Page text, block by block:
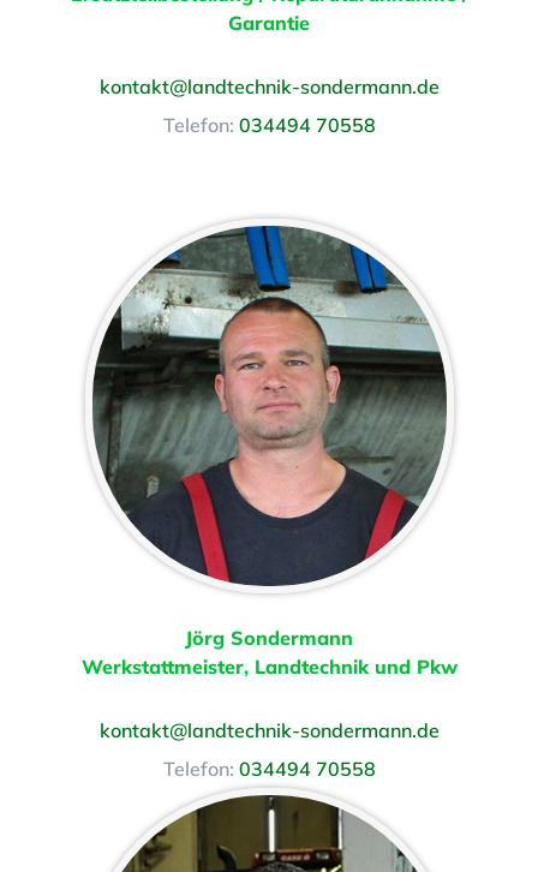
Garantie
kontakt@landtechnik-sondermann.de
Telefon: 034494 70558
Jörg Sondermann
Werkstattmeister, Landtechnik und Pkw
kontakt@landtechnik-sondermann.de
Telefon: 034494 70558